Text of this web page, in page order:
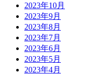
2023年10月
2023年9月
2023年8月
2023年7月
2023年6月
2023年5月
2023年4月